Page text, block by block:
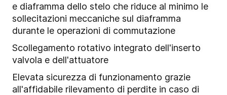
e diaframma dello stelo che riduce al minimo le
sollecitazioni meccaniche sul diaframma
durante le operazioni di commutazione
Scollegamento rotativo integrato dell'inserto
valvola e dell'attuatore
Elevata sicurezza di funzionamento grazie
all'affidabile rilevamento di perdite in caso di